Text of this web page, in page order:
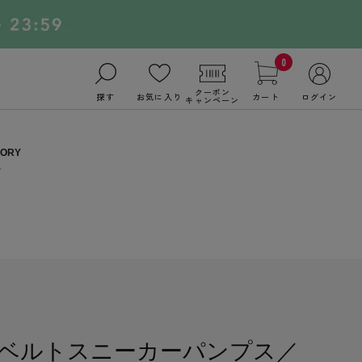
探す お気に入り クーポン
キャンペーン
0
カート ログイン
ルトスニーカーパンプス／